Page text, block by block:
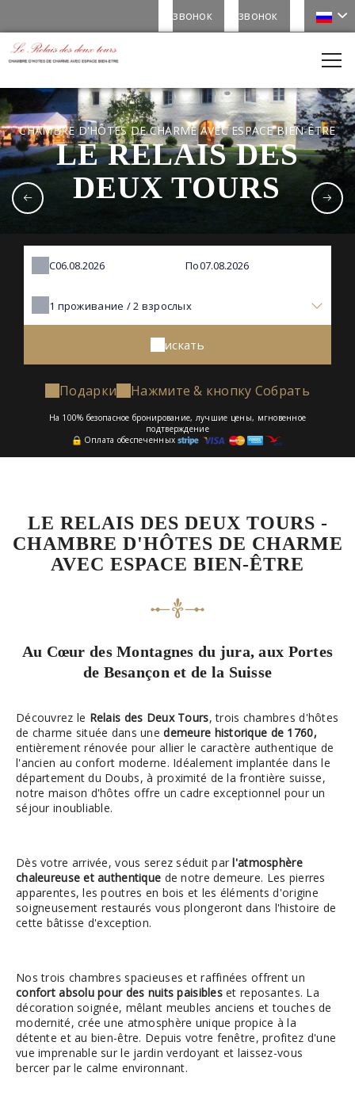
звонок
звонок
CHAMBRE D'HÔTES DE CHARME AVEC ESPACE BIEN-ÊTRE
LE RELAIS DES
DEUX TOURS
С По
1 проживание /2 взрослых
искать
Подарки Нажмите & кнопку Собрать
На 100% безопасное бронирование, лучшие цены, мгновенное
подтверждение
Оплата обеспеченных
LE RELAIS DES DEUX TOURS -
CHAMBRE D'HÔTES DE CHARME
AVEC ESPACE BIEN-ÊTRE
Au Cœur des Montagnes du jura, aux Portes
de Besançon et de la Suisse
Découvrez le Relais des Deux Tours, trois chambres d'hôtes
de charme située dans unedemeure historique de 1760,
entièrement rénovée pour allier le caractère authentique de
l'ancien au confort moderne. Idéalement implantée dans le
département du Doubs, à proximité de la frontière suisse,
notre maison d'hôtes offre un cadre exceptionnel pour un
séjour inoubliable.
Dès votre arrivée, vous serez séduit par l'atmosphère
chaleureuse et authentique de notre demeure. Les pierres
apparentes, les poutres en bois et les éléments d'origine
soigneusement restaurés vous plongeront dans l'histoire de
cette bâtisse d'exception.
Nos trois chambres spacieuses et raffinées offrent un
confort absolu pour des nuits paisibleset reposantes. La
décoration soignée, mêlant meubles anciens et touches de
modernité, crée une atmosphère unique propice à la
détente et au bien-être. Depuis votre fenêtre, profitez d'une
vue imprenable sur le jardin verdoyant et laissez-vous
bercer par le calme environnant.